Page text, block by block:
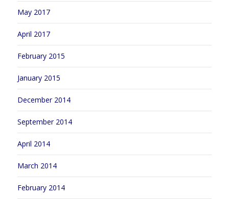
May 2017
April 2017
February 2015
January 2015
December 2014
September 2014
April 2014
March 2014
February 2014